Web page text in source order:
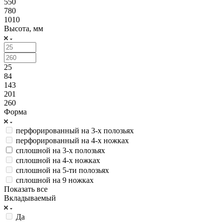
550
780
1010
Высота, мм
25
84
143
201
260
Форма
перфорированный на 3-х полозьях
перфорированный на 4-х ножках
сплошной на 3-х полозьях
сплошной на 4-х ножках
сплошной на 5-ти полозьях
сплошной на 9 ножках
Показать все
Вкладываемый
Да